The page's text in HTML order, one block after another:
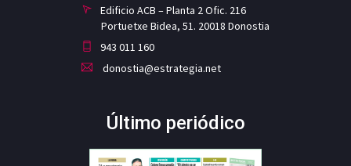
Edificio ACB – Planta 2 Ofic. 216
Portuetxe Bidea, 51. 20018 Donostia
943 011 160
donostia@estrategia.net
Último periódico